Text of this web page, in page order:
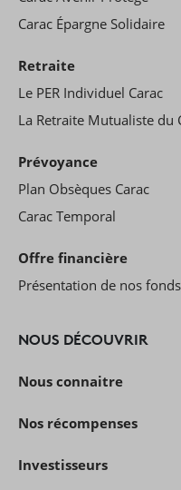
Carac Épargne Solidaire
Retraite
Le PER Individuel Carac
La Retraite Mutualiste du
Prévoyance
Plan Obsèques Carac
Carac Temporal
Offre financière
Présentation de nos fonds
NOUS DÉCOUVRIR
Nous connaitre
Nos récompenses
Investisseurs